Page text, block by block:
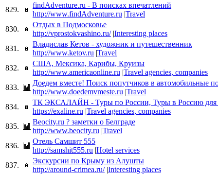
829.
findAdventure.ru - В поисках впечатлений
http://www.findAdventure.ru |Travel
830.
Отдых в Подмосковье
http://vprostokvashino.ru/ |Interesting places
831.
Владислав Кетов - художник и путешественник
http://www.ketov.ru |Travel
832.
США, Мексика, Карибы, Круизы
http://www.americaonline.ru |Travel agencies, companies
833.
Доедем вместе! Поиск попутчиков в автомобильные
http://www.doedemvmeste.ru |Travel
834.
ТК ЭКСАЛАЙН - Туры по России, Туры в Россию для
https://exaline.ru |Travel agencies, companies
835.
Beocity.ru ? заметки о Белграде
http://www.beocity.ru |Travel
836.
Отель Самшит 555
http://samshit555.ru |Hotel services
837.
Экскурсии по Крыму из Алушты
http://around-crimea.ru/ |Interesting places